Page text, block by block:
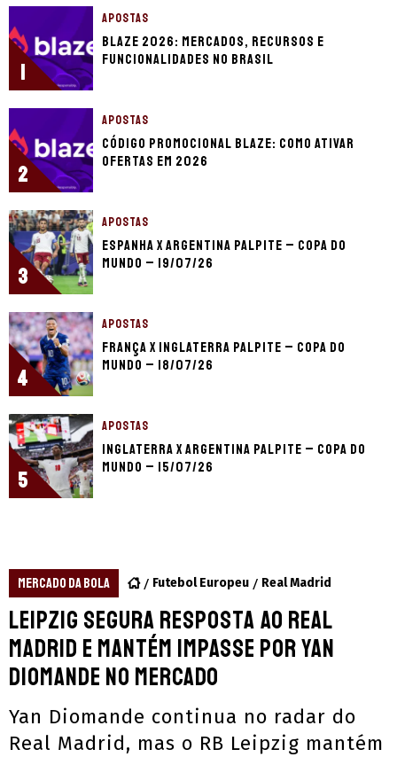
1
APOSTAS
Blaze 2026: mercados, recursos e
funcionalidades no Brasil
2
APOSTAS
Código promocional Blaze: como ativar
ofertas em 2026
3
APOSTAS
Espanha x Argentina palpite – Copa do
Mundo – 19/07/26
4
APOSTAS
França x Inglaterra palpite – Copa do
Mundo – 18/07/26
5
APOSTAS
Inglaterra x Argentina palpite – Copa do
Mundo – 15/07/26
MERCADO DA BOLA Futebol Europeu Real Madrid
Leipzig segura resposta ao Real
Madrid e mantém impasse por Yan
Diomande no mercado
Yan Diomande continua no radar do
Real Madrid, mas o RB Leipzig mantém